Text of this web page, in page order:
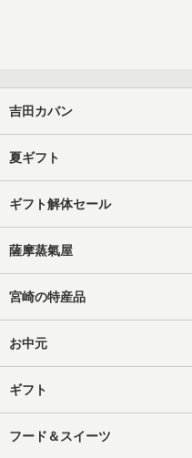
吉田カバン
夏ギフト
ギフト解体セール
薩摩蒸氣屋
宮崎の特産品
お中元
ギフト
フード＆スイーツ